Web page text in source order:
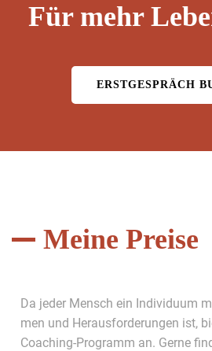
Für mehr
ERST­GE­SPRÄCH
Meine Preise
Da jed­er Men­sch ein Indi­vidu­um
men und Her­aus­forderun­gen ist,
Coach­ing-Pro­gramm an. Gerne